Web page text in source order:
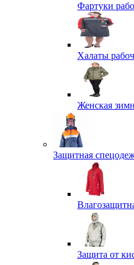
Фартуки
Халаты
Женская
Защитная
Защита от